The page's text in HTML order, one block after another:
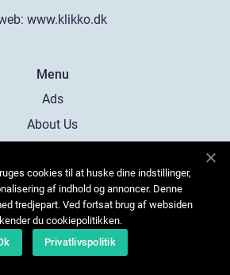
www.klikko.dk
Menu
Ads
About Us
Contact
Sitemap
cookies til at huske dine indstillinger,
af indhold og annoncer. Denne
tredjepart. Ved fortsat brug af websiden
du cookiepolitikken.
Privatlivspolitik